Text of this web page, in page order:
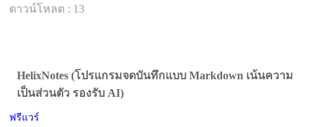
ดาวน์โหลด : 13
HelixNotes (โปรแกรมจดบันทึกแบบ Markdown เน้นความ
เป็นส่วนตัว รองรับ AI)
ฟรีแวร์